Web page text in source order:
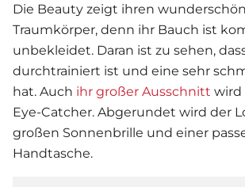
Die Beauty zeigt ihren
Traumkörper, denn ihr Bauch ist
unbekleidet. Daran ist zu sehen,
durchtrainiert ist und eine sehr
hat. Auch ihr großer Ausschnitt wird
Eye-Catcher. Abgerundet wird der
großen Sonnenbrille und einer
Handtasche.